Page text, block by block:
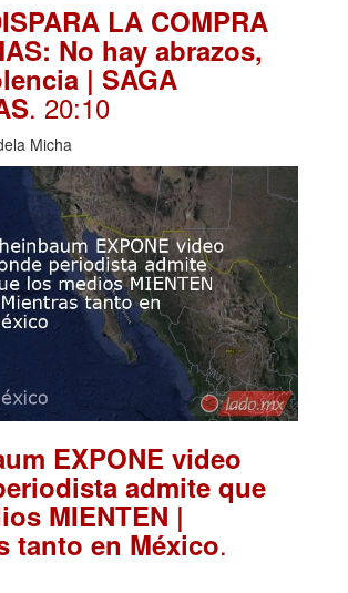
LA COMPRA
No hay abrazos,
| SAGA
. 20:10
Micha
EXPONE video
admite que
MIENTEN |
tanto en México.